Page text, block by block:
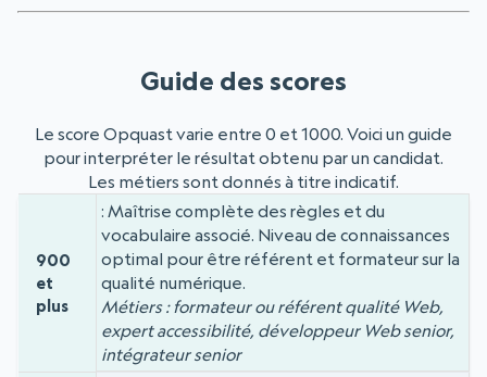
Guide des scores
Le score Opquast varie entre 0 et 1000. Voici un guide
pour interpréter le résultat obtenu par un candidat.
Les métiers sont donnés à titre indicatif.
Niveau
900
et
plus
Maîtrise complète des règles et du
vocabulaire associé. Niveau de connaissances
optimal pour être référent et formateur sur la
qualité numérique.
Métiers : formateur ou référent qualité Web,
expert accessibilité, développeur Web senior,
intégrateur senior